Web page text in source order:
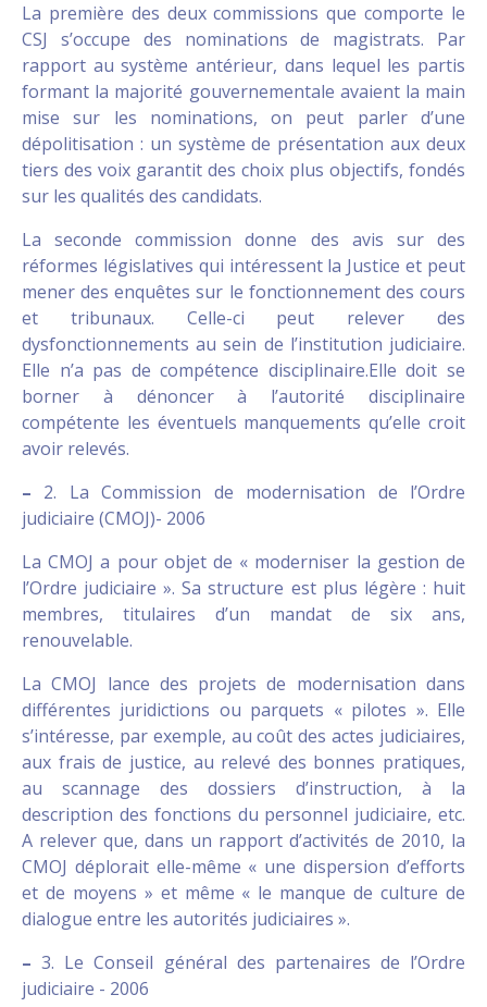
La première des deux commissions que comporte le
CSJ s’occupe des nominations de magistrats. Par
rapport au système antérieur, dans lequel les partis
formant la majorité gouvernementale avaient la main
mise sur les nominations, on peut parler d’une
dépolitisation : un système de présentation aux deux
tiers des voix garantit des choix plus objectifs, fondés
sur les qualités des candidats.
La seconde commission donne des avis sur des
réformes législatives qui intéressent la Justice et peut
mener des enquêtes sur le fonctionnement des cours
et tribunaux. Celle-ci peut relever des
dysfonctionnements au sein de l’institution judiciaire.
Elle n’a pas de compétence disciplinaire.Elle doit se
borner à dénoncer à l’autorité disciplinaire
compétente les éventuels manquements qu’elle croit
avoir relevés.
– 2. La Commission de modernisation de l’Ordre
judiciaire (CMOJ)- 2006
La CMOJ a pour objet de « moderniser la gestion de
l’Ordre judiciaire ». Sa structure est plus légère : huit
membres, titulaires d’un mandat de six ans,
renouvelable.
La CMOJ lance des projets de modernisation dans
différentes juridictions ou parquets « pilotes ». Elle
s’intéresse, par exemple, au coût des actes judiciaires,
aux frais de justice, au relevé des bonnes pratiques,
au scannage des dossiers d’instruction, à la
description des fonctions du personnel judiciaire, etc.
A relever que, dans un rapport d’activités de 2010, la
CMOJ déplorait elle-même « une dispersion d’efforts
et de moyens » et même « le manque de culture de
dialogue entre les autorités judiciaires ».
– 3. Le Conseil général des partenaires de l’Ordre
judiciaire - 2006